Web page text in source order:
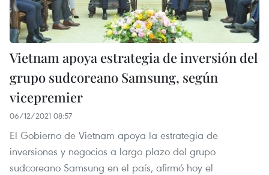
Vietnam apoya estrategia de inversión del
grupo sudcoreano Samsung, según
vicepremier
06/12/2021 08:57
El Gobierno de Vietnam apoya la estrategia de
inversiones y negocios a largo plazo del grupo
sudcoreano Samsung en el país, afirmó hoy el